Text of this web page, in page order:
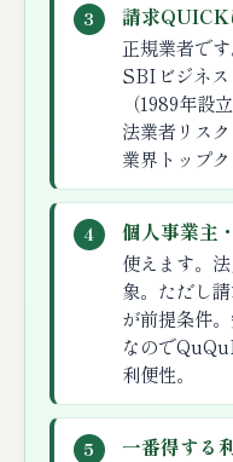
3 請求QUICK
正規業者で
SBIビジネス
（1989年設
法業者リス
業界トップク
4 個人事業主
使えます。
象。ただし
が前提条件
なので
利便性。
5 一番得する